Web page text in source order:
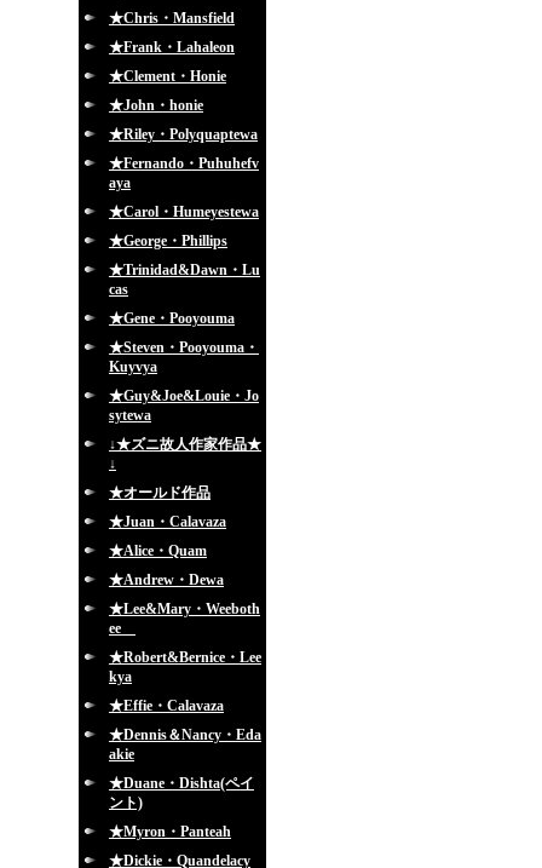
★Chris・Mansfield
★Frank・Lahaleon
★Clement・Honie
★John・honie
★Riley・Polyquaptewa
★Fernando・Puhuhefv
aya
★Carol・Humeyestewa
★George・Phillips
★Trinidad&Dawn・Lu
cas
★Gene・Pooyouma
★Steven・Pooyouma・
Kuyvya
★Guy&Joe&Louie・Jo
sytewa
↓★ズニ故人作家作品★
↓
★オールド作品
★Juan・Calavaza
★Alice・Quam
★Andrew・Dewa
★Lee&Mary・Weeboth
ee
★Robert&Bernice・Lee
kya
★Effie・Calavaza
★Dennis＆Nancy・Eda
akie
★Duane・Dishta(ペイ
ント)
★Myron・Panteah
★Dickie・Quandelacy